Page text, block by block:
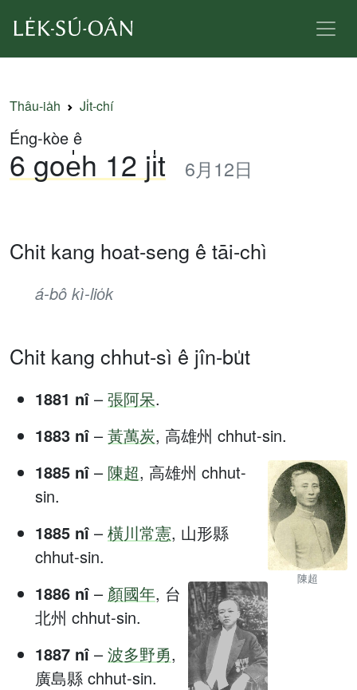
Thâu-ia̍h Ji̍t-chí
Éng-kòe ê
6 goe̍h 12 ji̍t 6月12日
Chit kang hoat-seng ê tāi-chì
á-bô kì-lio̍k
Chit kang chhut-sì ê jîn-bu̍t
1881 nî – 張阿呆.
1883 nî – 黃萬炭, 高雄州 chhut-sin.
陳超
1885 nî – 陳超, 高雄州 chhut-
sin.
1885 nî – 橫川常憲, 山形縣
chhut-sin.
1886 nî – 顏國年, 台
北州 chhut-sin.
1887 nî – 波多野勇,
廣島縣 chhut-sin.